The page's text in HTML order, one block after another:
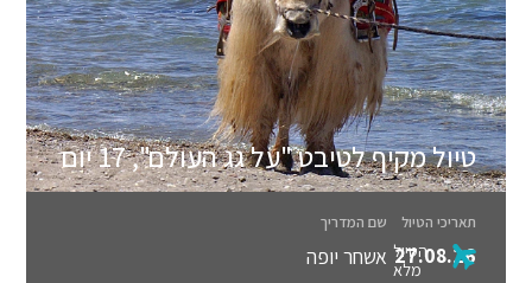
טיול מקיף לטיבט "על גג העולם", 17 יום
תאריכי הטיול שם המדריך
27.08.26 אשחר יופה הטיול
מלא